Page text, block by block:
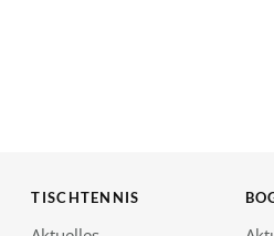
TISCHTENNIS